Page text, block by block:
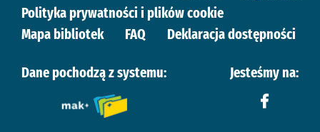
Polityka prywatności i plików cookie
Mapa bibliotek
FAQ Deklaracja dostępności
Dane pochodzą z systemu: Jesteśmy na: